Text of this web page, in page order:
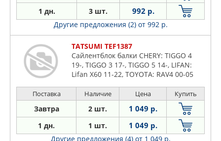
1 дн. 3 шт. 992 р.
Другие предложения (2) от 992 р.
TATSUMI TEF1387
Сайлентблок балки CHERY: TIGGO 4
19-, TIGGO 3 17-, TIGGO 5 14-, LIFAN:
Lifan X60 11-22, TOYOTA: RAV4 00-05
Поставка Наличие Цена Купить
Завтра 2 шт. 1 049 р.
1 дн. 1 шт. 1 049 р.
Другие предложения (4) от 1 049 р.